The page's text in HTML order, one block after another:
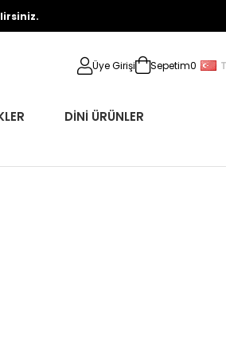
Üye Girişi Sepetim0
DİNİ ÜRÜNLER